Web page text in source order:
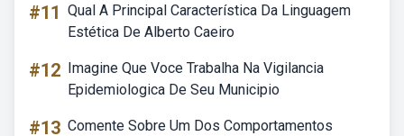
#11 Qual A Principal Característica Da Linguagem
Estética De Alberto Caeiro
#12 Imagine Que Voce Trabalha Na Vigilancia
Epidemiologica De Seu Municipio
#13 Comente Sobre Um Dos Comportamentos